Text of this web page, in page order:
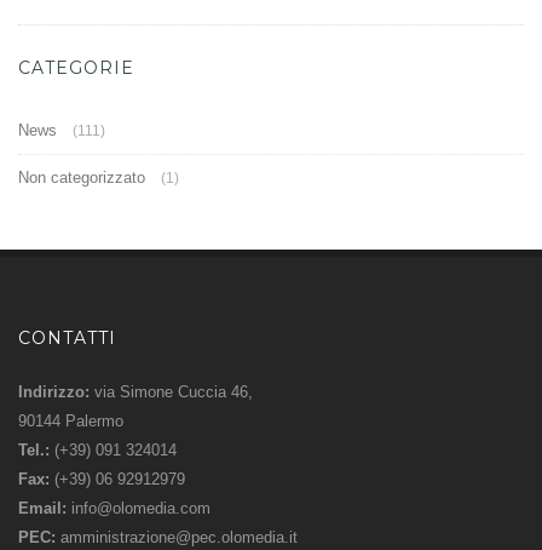
CATEGORIE
News (111)
Non categorizzato (1)
CONTATTI
Indirizzo: via Simone Cuccia 46,
90144 Palermo
Tel.: (+39) 091 324014
Fax: (+39) 06 92912979
Email: info@olomedia.com
PEC: amministrazione@pec.olomedia.it